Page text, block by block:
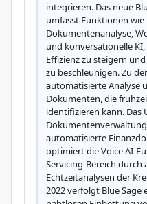
integrieren. Das neue
umfasst Funktionen
Dokumentenanalyse,
und konversationelle
Effizienz zu steigern
zu beschleunigen. Zu
automatisierte Analyse
Dokumenten, die
identifizieren kann. Das
automatisierte
optimiert die Voice AI-
Servicing-Bereich
Echtzeitanalysen der
2022 verfolgt Blue